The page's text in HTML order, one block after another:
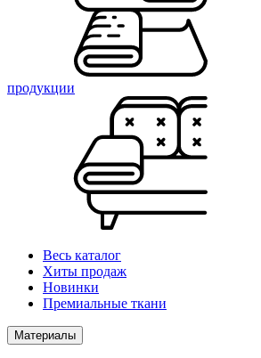
продукции
Весь каталог
Хиты продаж
Новинки
Премиальные ткани
Материалы